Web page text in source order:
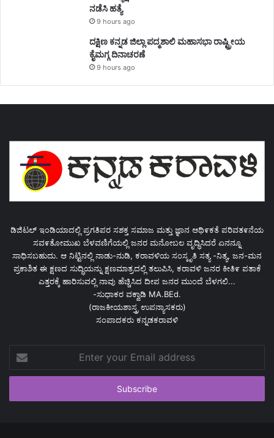
ನಡೆಸಿ ಹತ್ಯೆ
9 hours ago
ದಕ್ಷಿಣ ಕನ್ನಡ ಜಿಲ್ಲಾ ಪದ್ಮಶಾಲಿ ಮಹಾಸಭಾ ರಾಷ್ಟ್ರೀಯ
ಕೈಮಗ್ಗ ದಿನಾಚರಣೆ
9 hours ago
ಡಿಜಿಟಲ್ ಇಂಡಿಯಾದಲ್ಲಿ ಪ್ರಗತಿಪರ ಸಶಕ್ತ ಸಮಾಜ ಮತ್ತು ಜ್ಞಾನ ಆಥಿ೯ಕತೆ ಪರಿವತ೯ನೆಯ
ಸವ೯ತೋಮುಖ ಬೆಳವಣಿಗೆಯಲ್ಲಿ ಜನರ ಮನೋಬಲ ವೃದ್ಧಿಸಿದರೆ ಏನನ್ನೂ
ಸಾಧಿಸಬಹುದು. ಆ ನಿಟ್ಟಿನಲ್ಲಿ ನಾಡು-ನುಡಿ, ಕರಾವಳಿಯ ಸಂಸ್ಕೃತಿ ಸತ್ಯ -ನಿತ್ಯ, ಜನ-ಮನ
ಪ್ರಕಾಶಿತ ಈ ಕ್ಷಣದ ಸುದ್ಧಿಯನ್ನು ಕ್ಷಣಮಾತ್ರದಲ್ಲಿ ತಲುಪಿಸಿ, ಕರಾವಳಿ ಜನರ ಕೀತಿ೯ ಪತಾಕೆ
ಎತ್ತರಕ್ಕೆ ಹಾರಿಸುವಲ್ಲಿ ನಾವು ಹೆಚ್ಚಿಸಿದ ದೀಪ ಜನರ ಮುಂದೆ ಬೆಳಗಲಿ...
-ಸುಧಾಕರ ವಕ್ವಾಡಿ MA.BEd.
(ರಾಜಕೀಯಶಾಸ್ತ್ರ ಉಪನ್ಯಾಸಕರು)
ಸಂಪಾದಕರು ಕನ್ನಡಕರಾವಳಿ
your
Email